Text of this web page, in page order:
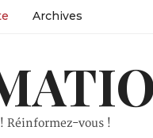
Archives
Réinformez-vous !